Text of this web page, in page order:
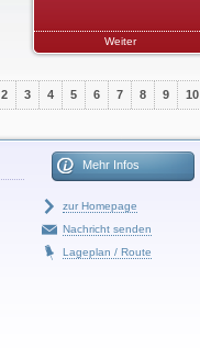
Weiter
2 3 4 5 6 7 8 9 10
Mehr Infos
zur Homepage
Nachricht senden
Lageplan / Route